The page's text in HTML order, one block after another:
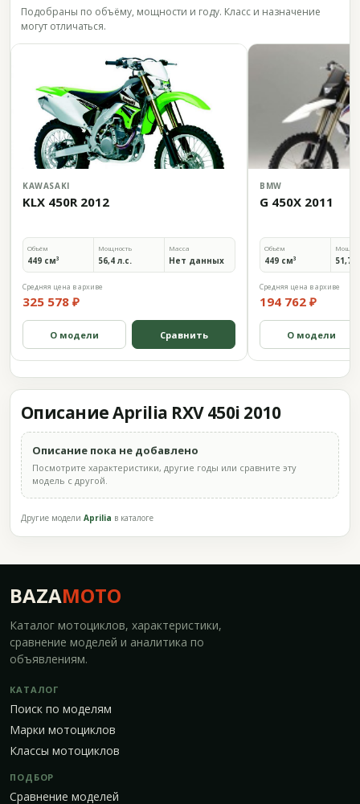
Подобраны по объёму, мощности и году. Класс и назначение
могут отличаться.
KAWASAKI
KLX 450R 2012
Объём
449 см³
Мощность
56,4 л.с.
Масса
Нет данных
Средняя цена в архиве
325 578 ₽
О модели Сравнить
BMW
G 450X 2011
Объём
449 см³ 51,7
Средняя цена в архиве
194 762 ₽
О модели
Описание Aprilia RXV 450i 2010
Описание пока не добавлено
Посмотрите характеристики, другие годы или сравните эту
модель с другой.
Другие модели Aprilia в каталоге
BAZAMOTO
Каталог мотоциклов, характеристики,
сравнение моделей и аналитика по
объявлениям.
КАТАЛОГ
Поиск по моделям
Марки мотоциклов
Классы мотоциклов
ПОДБОР
Сравнение моделей